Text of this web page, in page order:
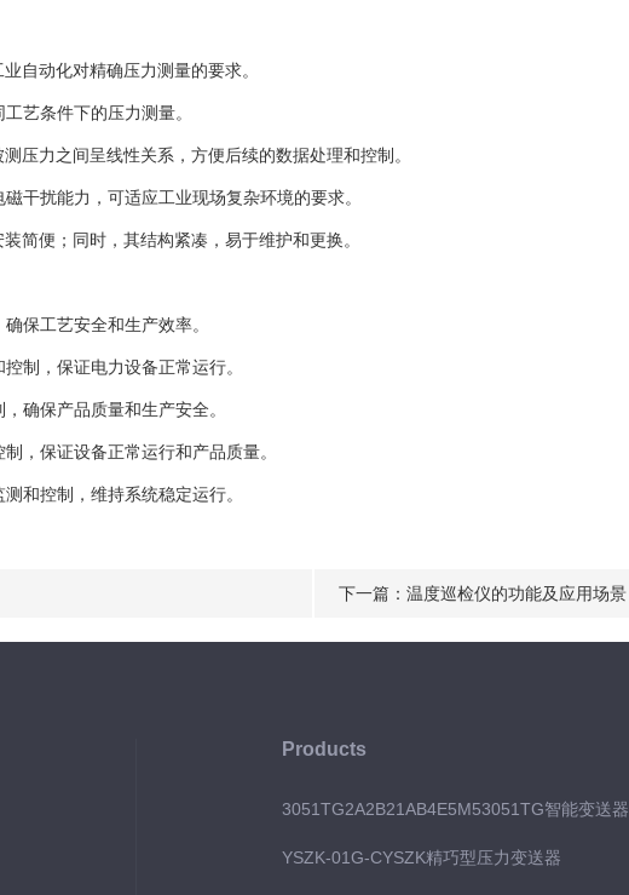
动化对精确压力测量的要求。
艺条件下的压力测量。
力之间呈线性关系，方便后续的数据处理和控制。
扰能力，可适应工业现场复杂环境的要求。
便；同时，其结构紧凑，易于维护和更换。
保工艺安全和生产效率。
制，保证电力设备正常运行。
确保产品质量和生产安全。
保证设备正常运行和产品质量。
和控制，维持系统稳定运行。
下一篇： 温度巡检仪的功能及应用场景
Products
3051TG2A2B21AB4E5M53051TG智能变送器
YSZK-01G-CYSZK精巧型压力变送器